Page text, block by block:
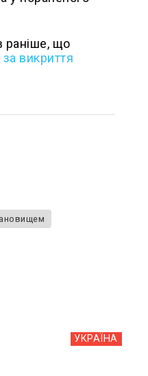
раніше, що
викриття
УКРАЇНА